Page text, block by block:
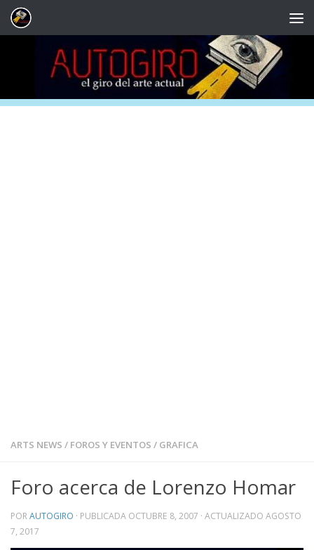
Saltar al contenido
ARTS NEWS / FOROS Y EVENTOS / GRAFICA
Foro acerca de Lorenzo Homar
PORAUTOGIRO · PUBLICADA OCTUBRE 8, 2007 · ACTUALIZADO AGOSTO
7, 2017